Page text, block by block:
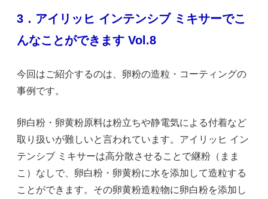
3．アイリッヒ インテンシブ ミキサーでこ
んなことができます Vol.8
今回はご紹介するのは、卵粉の造粒・コーティングの
事例です。
卵白粉・卵黄粉原料は粉立ちや静電気による付着など
取り扱いが難しいと言われています。アイリッヒ イン
テンシブ ミキサーは高分散させることで継粉（まま
こ）なしで、卵白粉・卵黄粉に水を添加して造粒する
ことができます。その卵黄粉造粒物に卵白粉を添加し